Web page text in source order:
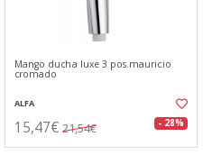
Mango ducha luxe 3 pos.mauricio
cromado
ALFA
15,47€ 21,54€ - 28%